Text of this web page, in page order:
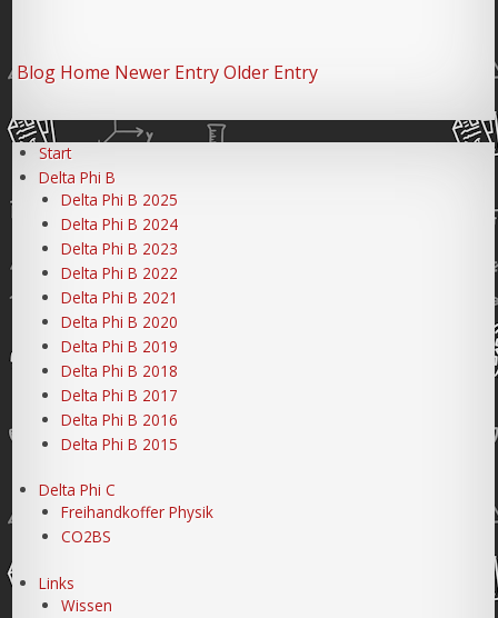
Blog Home Newer Entry Older Entry
Start
Delta Phi B
Delta Phi B 2025
Delta Phi B 2024
Delta Phi B 2023
Delta Phi B 2022
Delta Phi B 2021
Delta Phi B 2020
Delta Phi B 2019
Delta Phi B 2018
Delta Phi B 2017
Delta Phi B 2016
Delta Phi B 2015
Delta Phi C
Freihandkoffer Physik
CO2BS
Links
Wissen